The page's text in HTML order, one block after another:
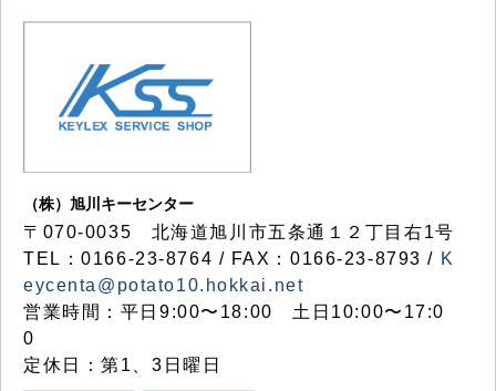
（株）旭川キーセンター
〒070-0035 北海道旭川市五条通１２丁目右1号
TEL：0166-23-8764 / FAX：0166-23-8793 / K
eycenta@potato10.hokkai.net
営業時間：平日9:00〜18:00 土日10:00〜17:0
0
定休日：第1、3日曜日